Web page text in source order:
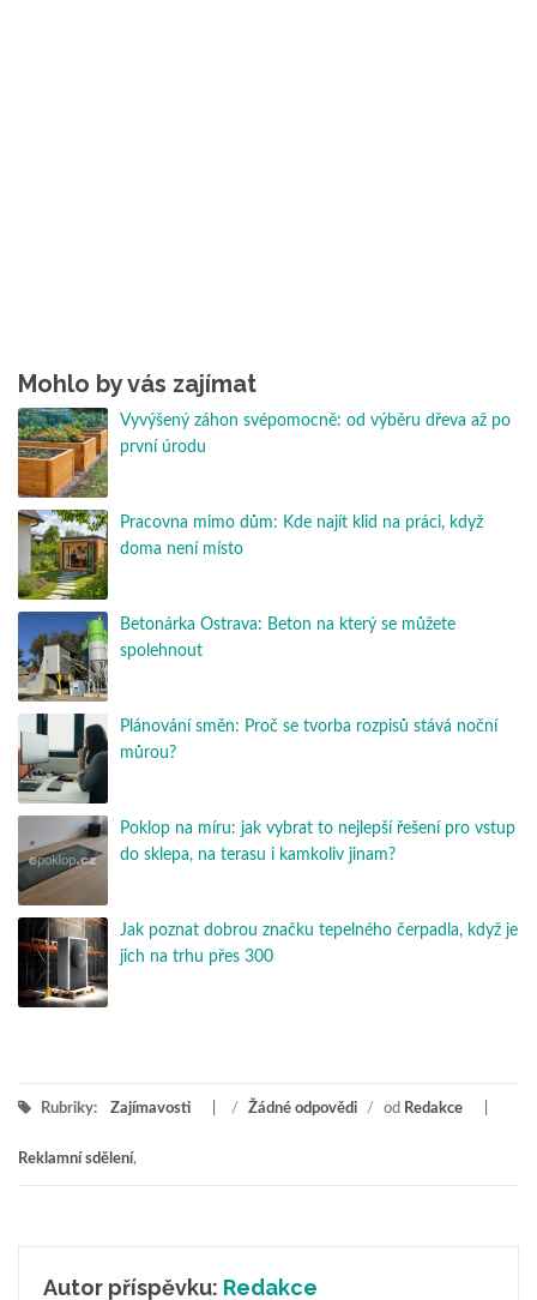
Mohlo by vás zajímat
Vyvýšený záhon svépomocně: od výběru dřeva až po
první úrodu
Pracovna mimo dům: Kde najít klid na práci, když
doma není místo
Betonárka Ostrava: Beton na který se můžete
spolehnout
Plánování směn: Proč se tvorba rozpisů stává noční
můrou?
Poklop na míru: jak vybrat to nejlepší řešení pro vstup
do sklepa, na terasu i kamkoliv jinam?
Jak poznat dobrou značku tepelného čerpadla, když je
jich na trhu přes 300
Rubriky: Zajímavosti / Žádné odpovědi / od Redakce
Reklamní sdělení,
Autor příspěvku: Redakce